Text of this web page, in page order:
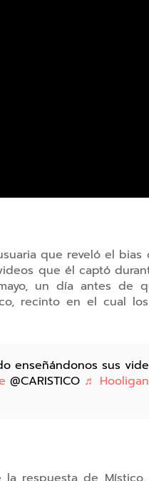
que reveló el
que él captó
un día antes de
recinto en el cual
enseñándonos sus
@CARISTICO ♬